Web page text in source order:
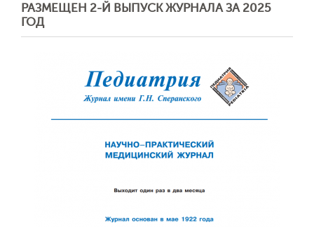
РАЗМЕЩЕН 2-Й ВЫПУСК ЖУРНАЛА ЗА 2025
ГОД